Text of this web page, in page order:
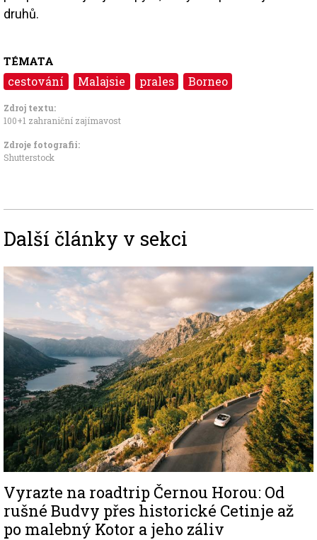
druhů.
TÉMATA
cestování Malajsie prales Borneo
Zdroj textu:
100+1 zahraniční zajímavost
Zdroje fotografii:
Shutterstock
Další články v sekci
Image
Vyrazte na roadtrip Černou Horou: Od
rušné Budvy přes historické Cetinje až
po malebný Kotor a jeho záliv